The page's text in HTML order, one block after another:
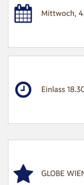
Mittwoch,
Einlass
GLOBE